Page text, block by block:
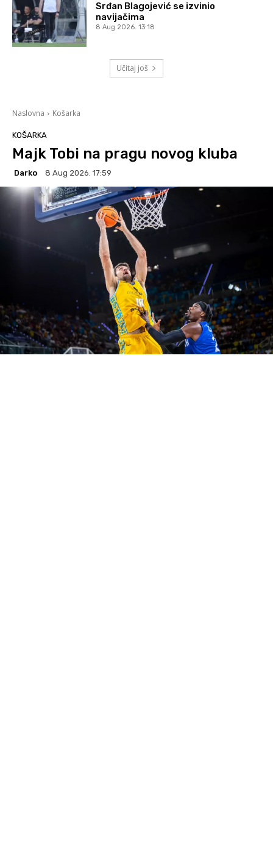
Srđan Blagojević se izvinio
navijačima
8 Aug 2026. 13:18
Učitaj još